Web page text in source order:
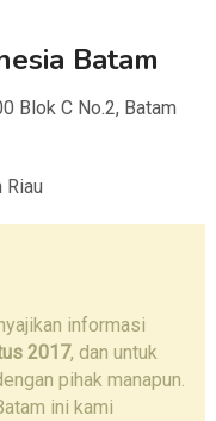
Batam
Blok C No.2, Batam
Riau
informasi
2017, dan untuk
pihak manapun.
ini kami